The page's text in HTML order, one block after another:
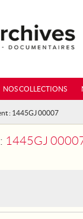
NOS COLLECTIONS
: 1445GJ 00007
1445GJ 00007 -